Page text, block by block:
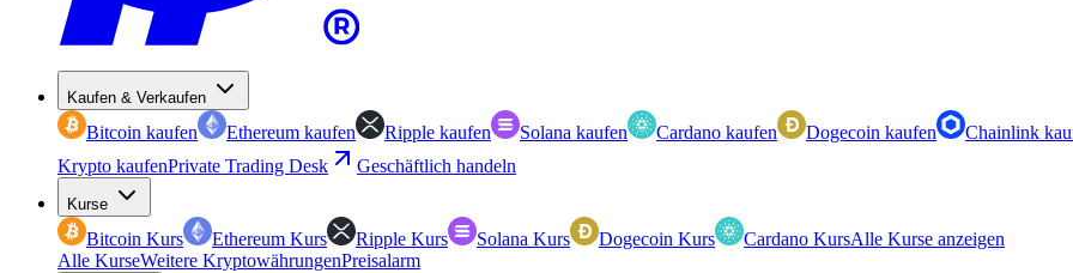
Kaufen & Verkaufen
Bitcoin kaufen Ethereum kaufen Ripple kaufen Solana kaufen Cardano kaufen Dogecoin kaufen Chainlink
Krypto kaufenPrivate Trading Desk Geschäftlich handeln
Kurse
Bitcoin Kurs Ethereum Kurs Ripple Kurs Solana Kurs Dogecoin Kurs Cardano KursAlle Kurse anzeigen
Alle KurseWeitere KryptowährungenPreisalarm